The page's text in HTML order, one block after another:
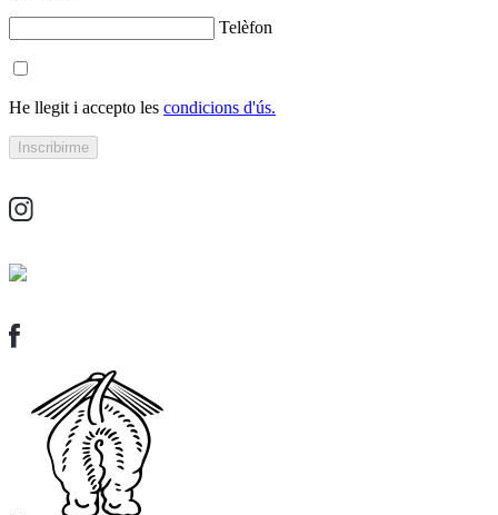
Telèfon
He llegit i accepto les condicions d'ús.